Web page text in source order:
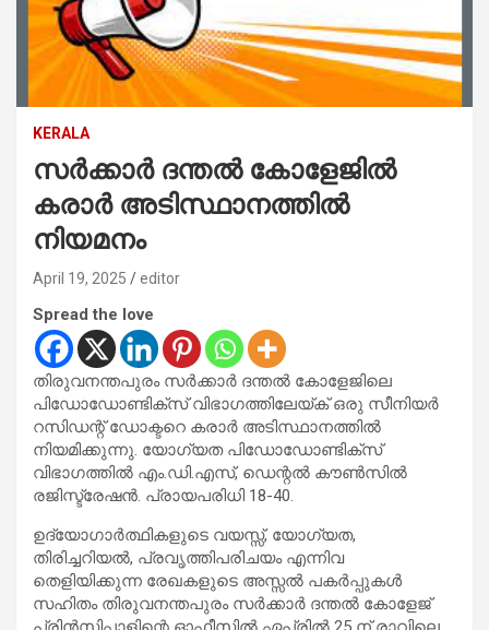
KERALA
സർക്കാർ ദന്തൽ കോളേജിൽ
കരാർ അടിസ്ഥാനത്തിൽ
നിയമനം
April 19, 2025 editor
Spread the love
തിരുവനന്തപുരം സർക്കാർ ദന്തൽ കോളേജിലെ
പിഡോഡോണ്ടിക്സ് വിഭാഗത്തിലേയ്ക് ഒരു സീനിയർ
റസിഡന്റ് ഡോക്ടറെ കരാർ അടിസ്ഥാനത്തിൽ
നിയമിക്കുന്നു. യോഗ്യത പിഡോഡോണ്ടിക്സ്
വിഭാഗത്തിൽ എം.ഡി.എസ്, ഡെന്റൽ കൗൺസിൽ
രജിസ്ട്രേഷൻ. പ്രായപരിധി 18-40.
ഉദ്യോഗാർത്ഥികളുടെ വയസ്സ്, യോഗ്യത,
തിരിച്ചറിയൽ, പ്രവൃത്തിപരിചയം എന്നിവ
തെളിയിക്കുന്ന രേഖകളുടെ അസ്സൽ പകർപ്പുകൾ
സഹിതം തിരുവനന്തപുരം സർക്കാർ ദന്തൽ കോളേജ്